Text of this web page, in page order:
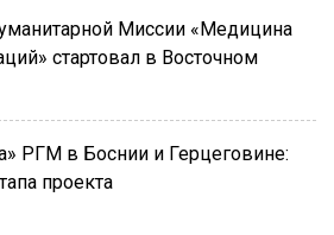
Миссии «Медицина
стартовал в Восточном
РГМ в Боснии и Герцеговине:
проекта